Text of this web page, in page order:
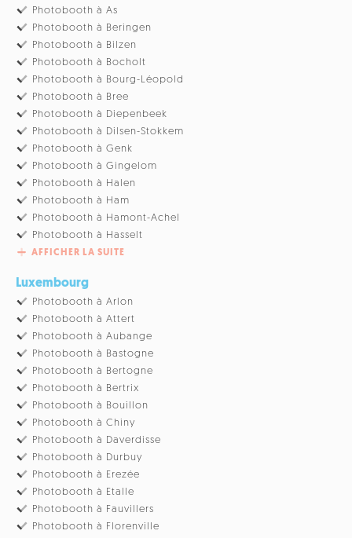
Photobooth à As
Photobooth à Beringen
Photobooth à Bilzen
Photobooth à Bocholt
Photobooth à Bourg-Léopold
Photobooth à Bree
Photobooth à Diepenbeek
Photobooth à Dilsen-Stokkem
Photobooth à Genk
Photobooth à Gingelom
Photobooth à Halen
Photobooth à Ham
Photobooth à Hamont-Achel
Photobooth à Hasselt
AFFICHER LA SUITE
Luxembourg
Photobooth à Arlon
Photobooth à Attert
Photobooth à Aubange
Photobooth à Bastogne
Photobooth à Bertogne
Photobooth à Bertrix
Photobooth à Bouillon
Photobooth à Chiny
Photobooth à Daverdisse
Photobooth à Durbuy
Photobooth à Erezée
Photobooth à Etalle
Photobooth à Fauvillers
Photobooth à Florenville